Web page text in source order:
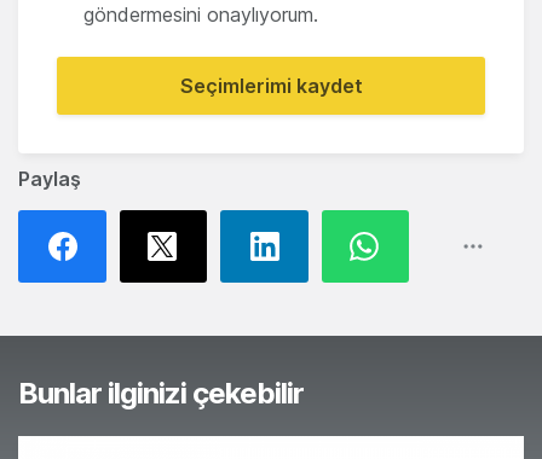
Paylaş
göndermesini onaylıyorum.
Seçimlerimi kaydet
Bunlar ilginizi çekebilir